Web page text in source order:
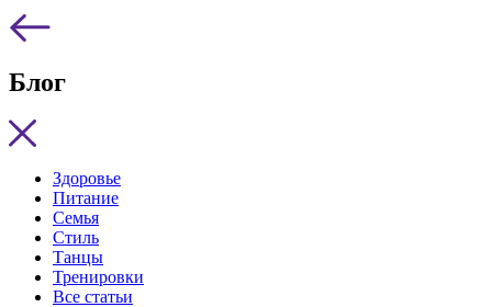
Блог
Здоровье
Питание
Семья
Стиль
Танцы
Тренировки
Все статьи